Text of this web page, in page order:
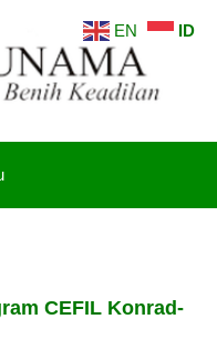
CEFIL Konrad-
EN ID